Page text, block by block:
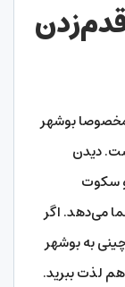
مخصوصا بوشهر
دیدن
و سکوت
می‌دهد. اگر
به بوشهر
لذت ببرید.